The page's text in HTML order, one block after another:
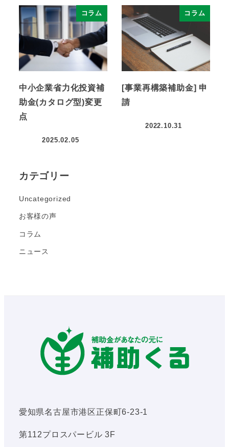
コラム
中小企業省力化投資補
助金(カタログ型)変更
点
2025.02.05
コラム
[事業再構築補助金] 申
請
2022.10.31
カテゴリー
Uncategorized
お客様の声
コラム
ニュース
愛知県名古屋市港区正保町6-23-1
第112プロスパービル 3F